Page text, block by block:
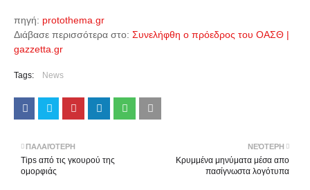
πηγή: protothema.gr
Διάβασε περισσότερα στο: Συνελήφθη ο πρόεδρος του ΟΑΣΘ |
gazzetta.gr
Tags: News
ΝΕΌΤΕΡΗ
Κρυμμένα μηνύματα μέσα απο
πασίγνωστα λογότυπα
ΠΑΛΑΙΌΤΕΡΗ
Tips από τις γκουρού της
ομορφιάς